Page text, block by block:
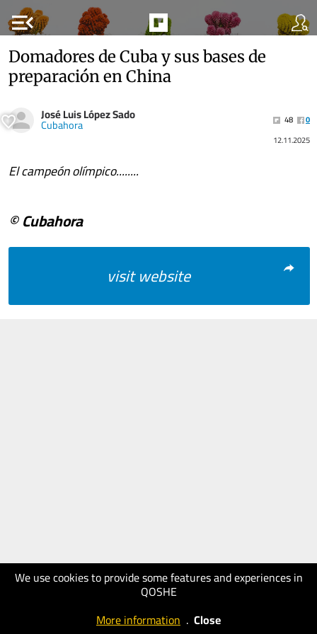
menu_open
We use cookies to provide some features and experiences in
QOSHE
More information . Close
Domadores de Cuba y sus bases de
preparación en China
José Luis López Sado
Cubahora 48
0
12.11.2025
El campeón olímpico........
© Cubahora
visit website